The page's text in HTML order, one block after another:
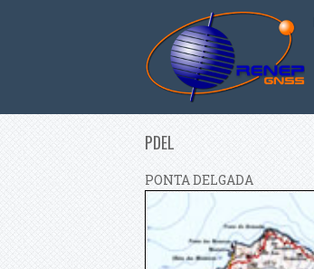
PDEL
PONTA DELGADA